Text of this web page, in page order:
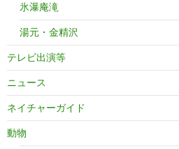
氷瀑庵滝
湯元・金精沢
テレビ出演等
ニュース
ネイチャーガイド
動物